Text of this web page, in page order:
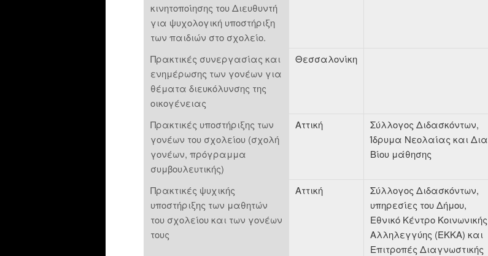
κινητοποίησης του Διευθυντή
για ψυχολογική υποστήριξη
των παιδιών στο σχολείο.
Πρακτικές συνεργασίας και
ενημέρωσης των γονέων για
θέματα διευκόλυνσης της
οικογένειας
Θεσσαλονίκη
Πρακτικές υποστήριξης των
γονέων του σχολείου (σχολή
γονέων, πρόγραμμα
συμβουλευτικής)
Αττική
Σύλλογος Διδασκόντων,
Ίδρυμα Νεολαίας και Δια
Βίου μάθησης
Πρακτικές ψυχικής
υποστήριξης των μαθητών
του σχολείου και των γονέων
τους
Αττική
Σύλλογος Διδασκόντων,
υπηρεσίες του Δήμου,
Εθνικό Κέντρο Κοινωνικής
Αλληλεγγύης (ΕΚΚΑ) και
Επιτροπές Διαγνωστικής